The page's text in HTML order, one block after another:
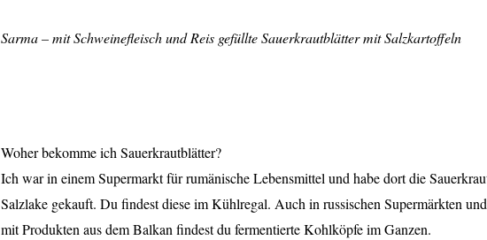
Sarma – mit Schweinefleisch und Reis gefüllte Sauerkrautblätter mit Salzkartoffeln
Woher bekomme ich Sauerkrautblätter?
Ich war in einem Supermarkt für rumänische Lebensmittel und habe dort die
Salzlake gekauft. Du findest diese im Kühlregal. Auch in russischen Supermärkten
mit Produkten aus dem Balkan findest du fermentierte Kohlköpfe im Ganzen.